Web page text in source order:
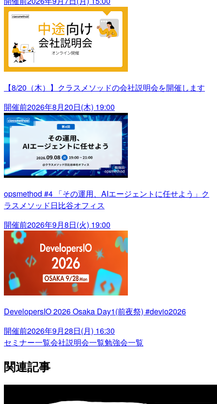
【8/20（木）】クラスメソッドの会社説明会を開催します
開催前2026年8月20日(木) 19:00
opsmethod #4 「その運用、AIエージェントに任せよう」ク
ラスメソッド日比谷オフィス
開催前2026年9月8日(火) 19:00
DevelopersIO 2026 Osaka Day1(前夜祭) #devio2026
開催前2026年9月28日(月) 16:30
セミナー一覧会社説明会一覧勉強会一覧
関連記事